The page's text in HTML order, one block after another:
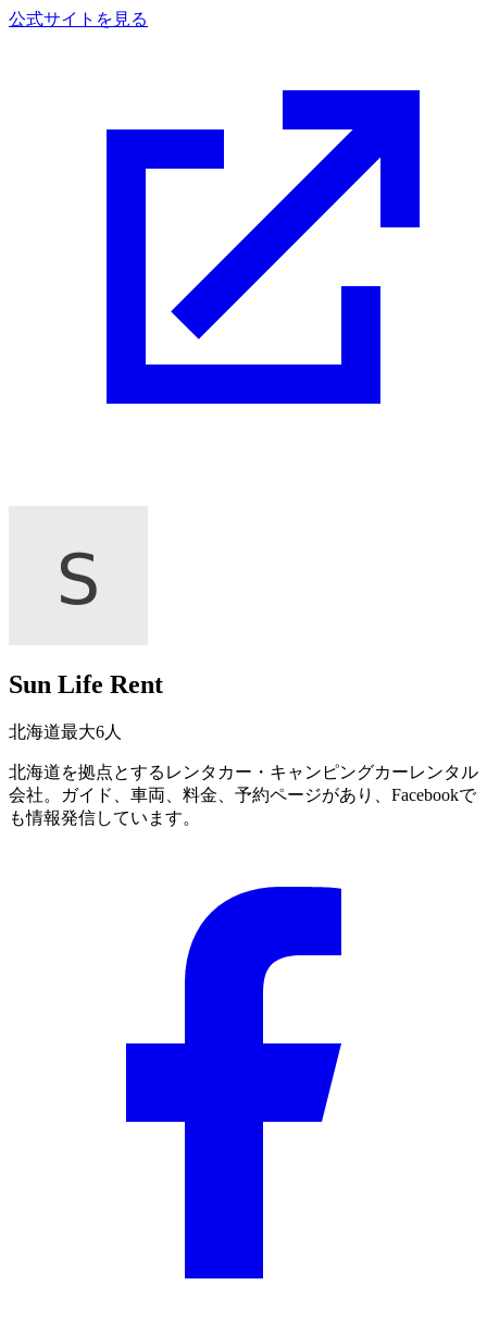
公式サイトを見る
Sun Life Rent
北海道最大6人
北海道を拠点とするレンタカー・キャンピングカーレンタル
会社。ガイド、車両、料金、予約ページがあり、Facebookで
も情報発信しています。